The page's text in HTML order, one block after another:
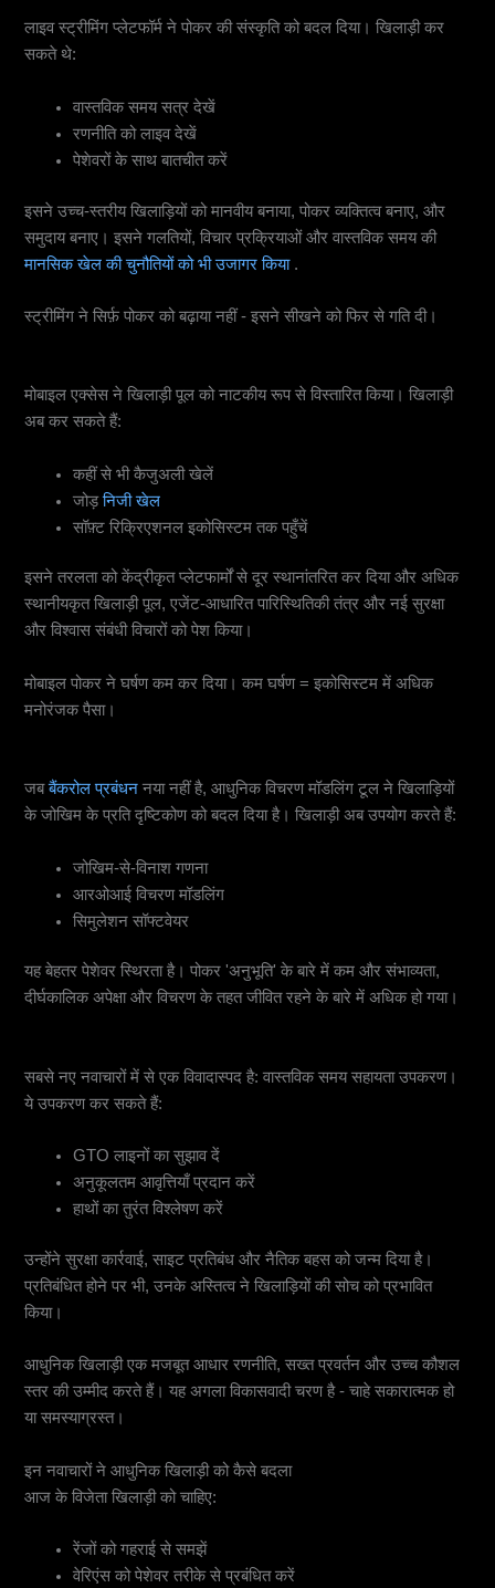
लाइव स्ट्रीमिंग प्लेटफॉर्म ने पोकर की संस्कृति को बदल दिया। खिलाड़ी कर
सकते थे:
वास्तविक समय सत्र देखें
रणनीति को लाइव देखें
पेशेवरों के साथ बातचीत करें
इसने उच्च-स्तरीय खिलाड़ियों को मानवीय बनाया, पोकर व्यक्तित्व बनाए, और
समुदाय बनाए। इसने गलतियों, विचार प्रक्रियाओं और वास्तविक समय की
मानसिक खेल की चुनौतियों को भी उजागर किया .
स्ट्रीमिंग ने सिर्फ़ पोकर को बढ़ाया नहीं - इसने सीखने को फिर से गति दी।
मोबाइल एक्सेस ने खिलाड़ी पूल को नाटकीय रूप से विस्तारित किया। खिलाड़ी
अब कर सकते हैं:
कहीं से भी कैजुअली खेलें
जोड़निजी खेल
सॉफ़्ट रिक्रिएशनल इकोसिस्टम तक पहुँचें
इसने तरलता को केंद्रीकृत प्लेटफार्मों से दूर स्थानांतरित कर दिया और अधिक
स्थानीयकृत खिलाड़ी पूल, एजेंट-आधारित पारिस्थितिकी तंत्र और नई सुरक्षा
और विश्वास संबंधी विचारों को पेश किया।
मोबाइल पोकर ने घर्षण कम कर दिया। कम घर्षण = इकोसिस्टम में अधिक
मनोरंजक पैसा।
जबबैंकरोल प्रबंधननया नहीं है, आधुनिक विचरण मॉडलिंग टूल ने खिलाड़ियों
के जोखिम के प्रति दृष्टिकोण को बदल दिया है। खिलाड़ी अब उपयोग करते हैं:
जोखिम-से-विनाश गणना
आरओआई विचरण मॉडलिंग
सिमुलेशन सॉफ्टवेयर
यह बेहतर पेशेवर स्थिरता है। पोकर 'अनुभूति' के बारे में कम और संभाव्यता,
दीर्घकालिक अपेक्षा और विचरण के तहत जीवित रहने के बारे में अधिक हो गया।
सबसे नए नवाचारों में से एक विवादास्पद है: वास्तविक समय सहायता उपकरण।
ये उपकरण कर सकते हैं:
GTO लाइनों का सुझाव दें
अनुकूलतम आवृत्तियाँ प्रदान करें
हाथों का तुरंत विश्लेषण करें
उन्होंने सुरक्षा कार्रवाई, साइट प्रतिबंध और नैतिक बहस को जन्म दिया है।
प्रतिबंधित होने पर भी, उनके अस्तित्व ने खिलाड़ियों की सोच को प्रभावित
किया।
आधुनिक खिलाड़ी एक मजबूत आधार रणनीति, सख्त प्रवर्तन और उच्च कौशल
स्तर की उम्मीद करते हैं। यह अगला विकासवादी चरण है - चाहे सकारात्मक हो
या समस्याग्रस्त।
इन नवाचारों ने आधुनिक खिलाड़ी को कैसे बदला
आज के विजेता खिलाड़ी को चाहिए:
रेंजों को गहराई से समझें
वेरिएंस को पेशेवर तरीके से प्रबंधित करें